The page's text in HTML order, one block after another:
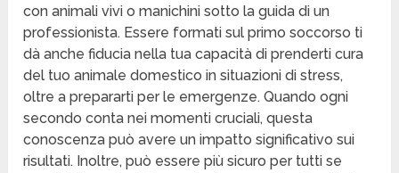
con animali vivi o manichini sotto la guida di un
professionista. Essere formati sul primo soccorso ti
dà anche fiducia nella tua capacità di prenderti cura
del tuo animale domestico in situazioni di stress,
oltre a prepararti per le emergenze. Quando ogni
secondo conta nei momenti cruciali, questa
conoscenza può avere un impatto significativo sui
risultati. Inoltre, può essere più sicuro per tutti se